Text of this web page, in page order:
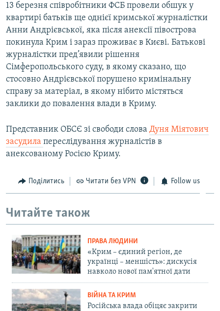
13 березня співробітники ФСБ провели обшук у
квартирі батьків ще однієї кримської журналістки
Анни Андрієвської, яка після анексії півострова
покинула Крим і зараз проживає в Києві. Батькові
журналістки пред’явили рішення
Сімферопольського суду, в якому сказано, що
стосовно Андрієвської порушено кримінальну
справу за матеріал, в якому нібито містяться
заклики до повалення влади в Криму.
Представник ОБСЄ зі свободи слова Дуня Міятович
засудила переслідування журналістів в
анексованому Росією Криму.
Поділитись Читати без VPN Follow us
Читайте також
ПРАВА ЛЮДИНИ
«Крим – єдиний регіон, де
українці – меншість»: дискусія
навколо нової пам'ятної дати
ВІЙНА ТА КРИМ
Російська влада обіцяє закрити